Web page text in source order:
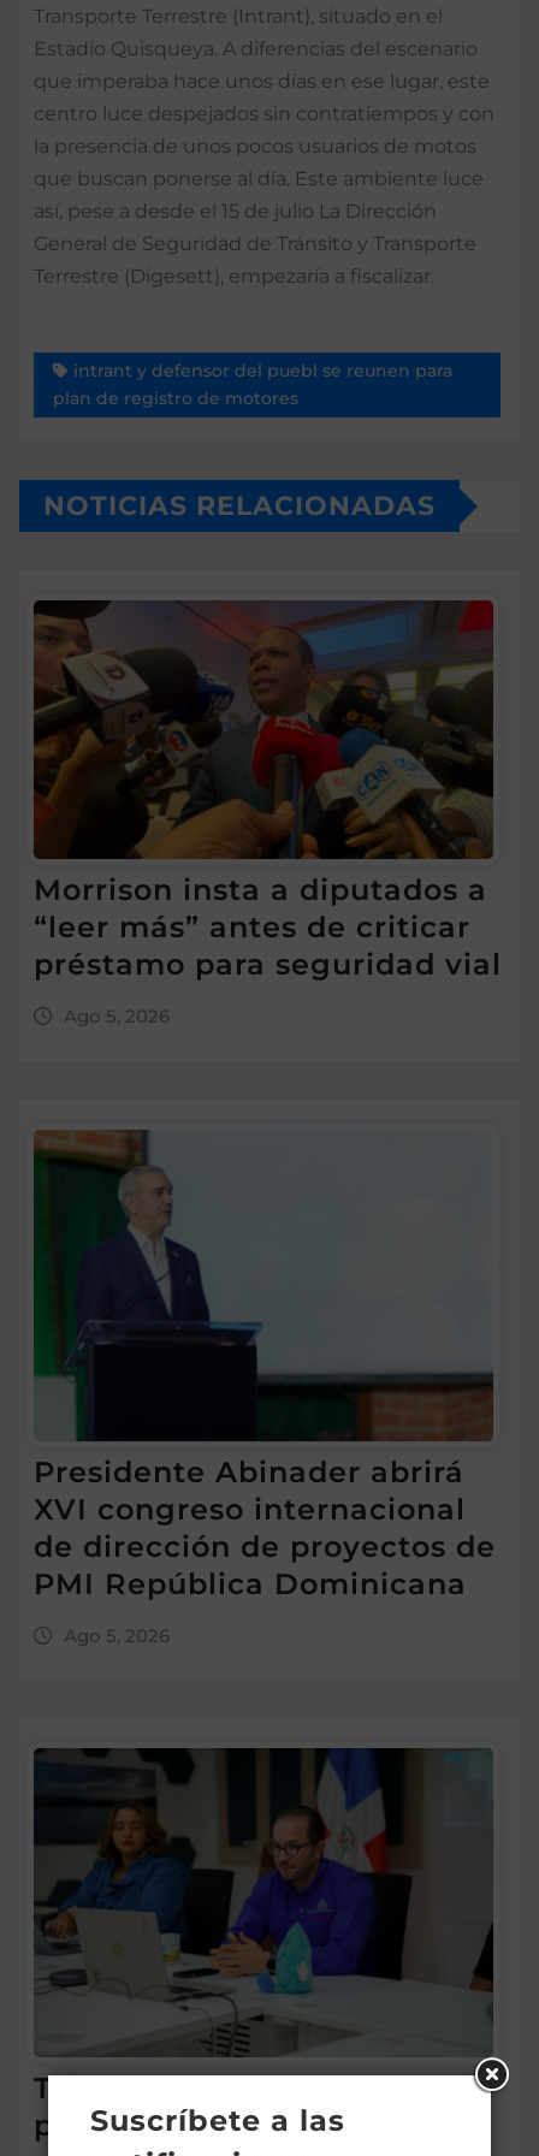
Transporte Terrestre (Intrant), situado en el
Estadio Quisqueya. A diferencias del escenario
que imperaba hace unos días en ese lugar, este
centro luce despejados sin contratiempos y con
la presencia de unos pocos usuarios de motos
que buscan ponerse al día. Este ambiente luce
así, pese a desde el 15 de julio La Dirección
General de Seguridad de Tránsito y Transporte
Terrestre (Digesett), empezaría a fiscalizar.
intrant y defensor del puebl se reunen para
plan de registro de motores
NOTICIAS RELACIONADAS
Morrison insta a diputados a
“leer más” antes de criticar
préstamo para seguridad vial
Ago 5, 2026
Presidente Abinader abrirá
XVI congreso internacional
de dirección de proyectos de
PMI República Dominicana
Ago 5, 2026
Tecnificación de Riego
presenta a empresarios
Suscríbete a las